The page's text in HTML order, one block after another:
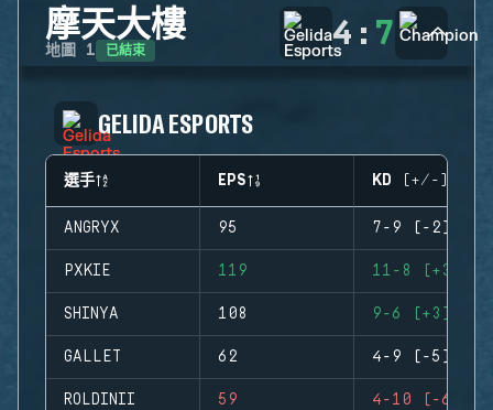
摩天大樓
地圖 1 已結束 4 : 7
GELIDA ESPORTS
選手 EPS KD (+/-)
ANGRYX 95 7-9 (-2)
PXKIE 119 11-8 (+3)
SHINYA 108 9-6 (+3)
GALLET 62 4-9 (-5)
ROLDINII 59 4-10 (-6)